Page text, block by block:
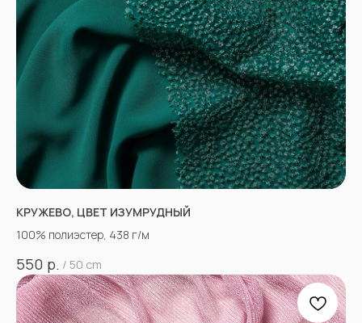
КРУЖЕВО, ЦВЕТ ИЗУМРУДНЫЙ
100% полиэстер, 438 г/м
550 р. / 50 cm